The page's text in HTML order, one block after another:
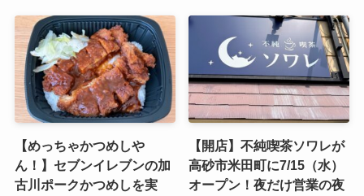
【めっちゃかつめしや
ん！】セブンイレブンの加
古川ポークかつめしを実
【開店】不純喫茶ソワレが
高砂市米田町に7/15（水）
オープン！夜だけ営業の夜